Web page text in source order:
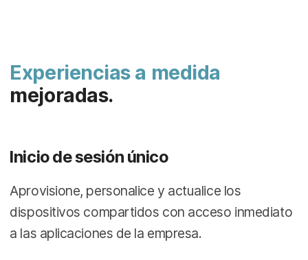
Experiencias a medida
mejoradas.
Inicio de sesión único
Aprovisione, personalice y actualice los
dispositivos compartidos con acceso inmediato
a las aplicaciones de la empresa.